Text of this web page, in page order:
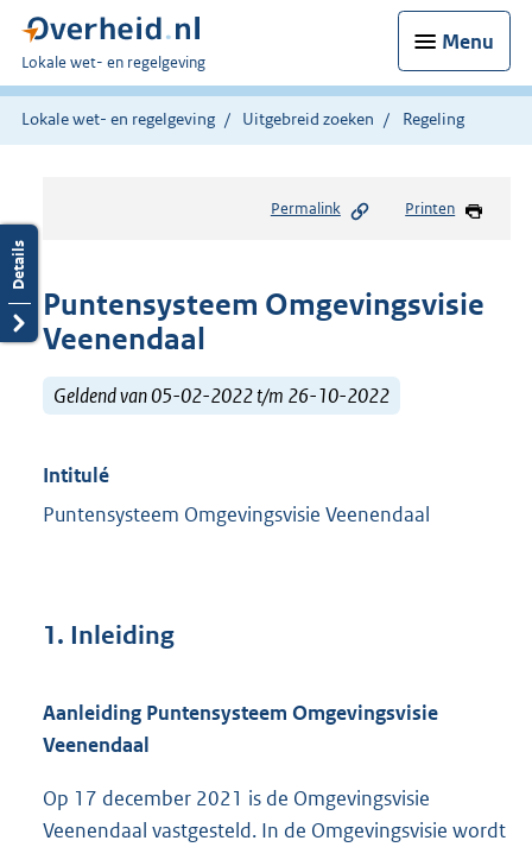
Menu
U
bent
hier:
Lokale wet- en regelgeving
Lokale wet- en regelgeving Uitgebreid zoeken Regeling
Permalink Printen
Puntensysteem Omgevingsvisie
Veenendaal
Geldend van 05-02-2022 t/m 26-10-2022
Intitulé
Puntensysteem Omgevingsvisie Veenendaal
1. Inleiding
Aanleiding Puntensysteem Omgevingsvisie
Veenendaal
Op 17 december 2021 is de Omgevingsvisie
Veenendaal vastgesteld. In de Omgevingsvisie wordt